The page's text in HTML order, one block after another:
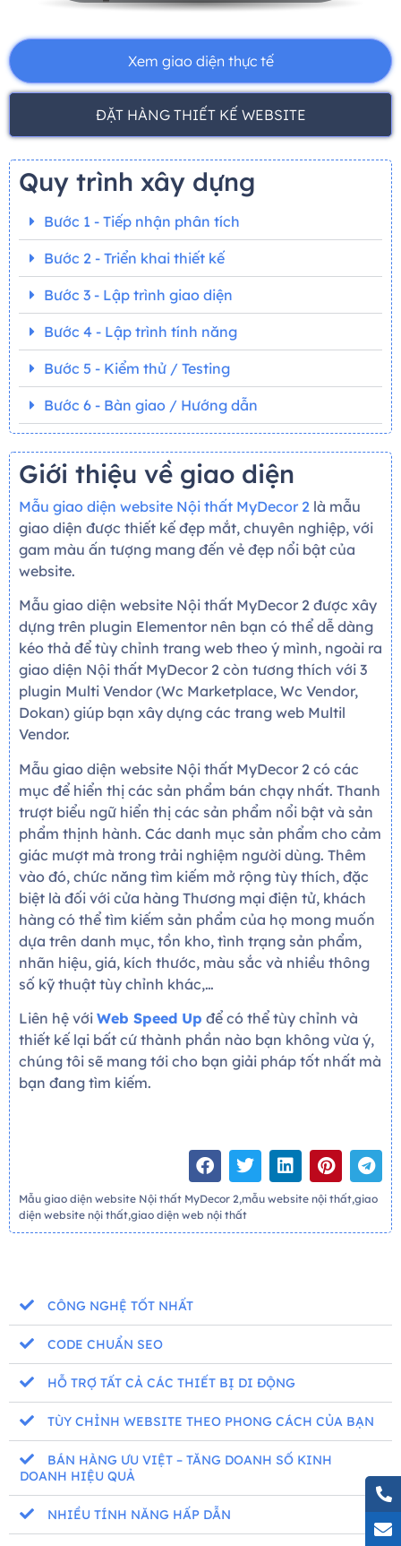
Xem giao diện thực tế
ĐẶT HÀNG THIẾT KẾ WEBSITE
Quy trình xây dựng
Bước 1 - Tiếp nhận phân tích
Bước 2 - Triển khai thiết kế
Bước 3 - Lập trình giao diện
Bước 4 - Lập trình tính năng
Bước 5 - Kiểm thử / Testing
Bước 6 - Bàn giao / Hướng dẫn
Giới thiệu về giao diện
Mẫu giao diện website Nội thất MyDecor 2 là mẫu
giao diện được thiết kế đẹp mắt, chuyên nghiệp, với
gam màu ấn tượng mang đến vẻ đẹp nổi bật của
website.
Mẫu giao diện website Nội thất MyDecor 2 được xây
dựng trên plugin Elementor nên bạn có thể dễ dàng
kéo thả để tùy chỉnh trang web theo ý mình, ngoài ra
giao diện Nội thất MyDecor 2 còn tương thích với 3
plugin Multi Vendor (Wc Marketplace, Wc Vendor,
Dokan) giúp bạn xây dựng các trang web Multil
Vendor.
Mẫu giao diện website Nội thất MyDecor 2 có các
mục để hiển thị các sản phẩm bán chạy nhất. Thanh
trượt biểu ngữ hiển thị các sản phẩm nổi bật và sản
phẩm thịnh hành. Các danh mục sản phẩm cho cảm
giác mượt mà trong trải nghiệm người dùng. Thêm
vào đó, chức năng tìm kiếm mở rộng tùy thích, đặc
biệt là đối với cửa hàng Thương mại điện tử, khách
hàng có thể tìm kiếm sản phẩm của họ mong muốn
dựa trên danh mục, tồn kho, tình trạng sản phẩm,
nhãn hiệu, giá, kích thước, màu sắc và nhiều thông
số kỹ thuật tùy chỉnh khác,…
Liên hệ với Web Speed Up để có thể tùy chỉnh và
thiết kế lại bất cứ thành phần nào bạn không vừa ý,
chúng tôi sẽ mang tới cho bạn giải pháp tốt nhất mà
bạn đang tìm kiếm.
Mẫu giao diện website Nội thất MyDecor 2,mẫu website nội thất,giao
diện website nội thất,giao diện web nội thất
CÔNG NGHỆ TỐT NHẤT
CODE CHUẨN SEO
HỖ TRỢ TẤT CẢ CÁC THIẾT BỊ DI ĐỘNG
TÙY CHỈNH WEBSITE THEO PHONG CÁCH CỦA BẠN
BÁN HÀNG ƯU VIỆT – TĂNG DOANH SỐ KINH
DOANH HIỆU QUẢ
NHIỀU TÍNH NĂNG HẤP DẪN